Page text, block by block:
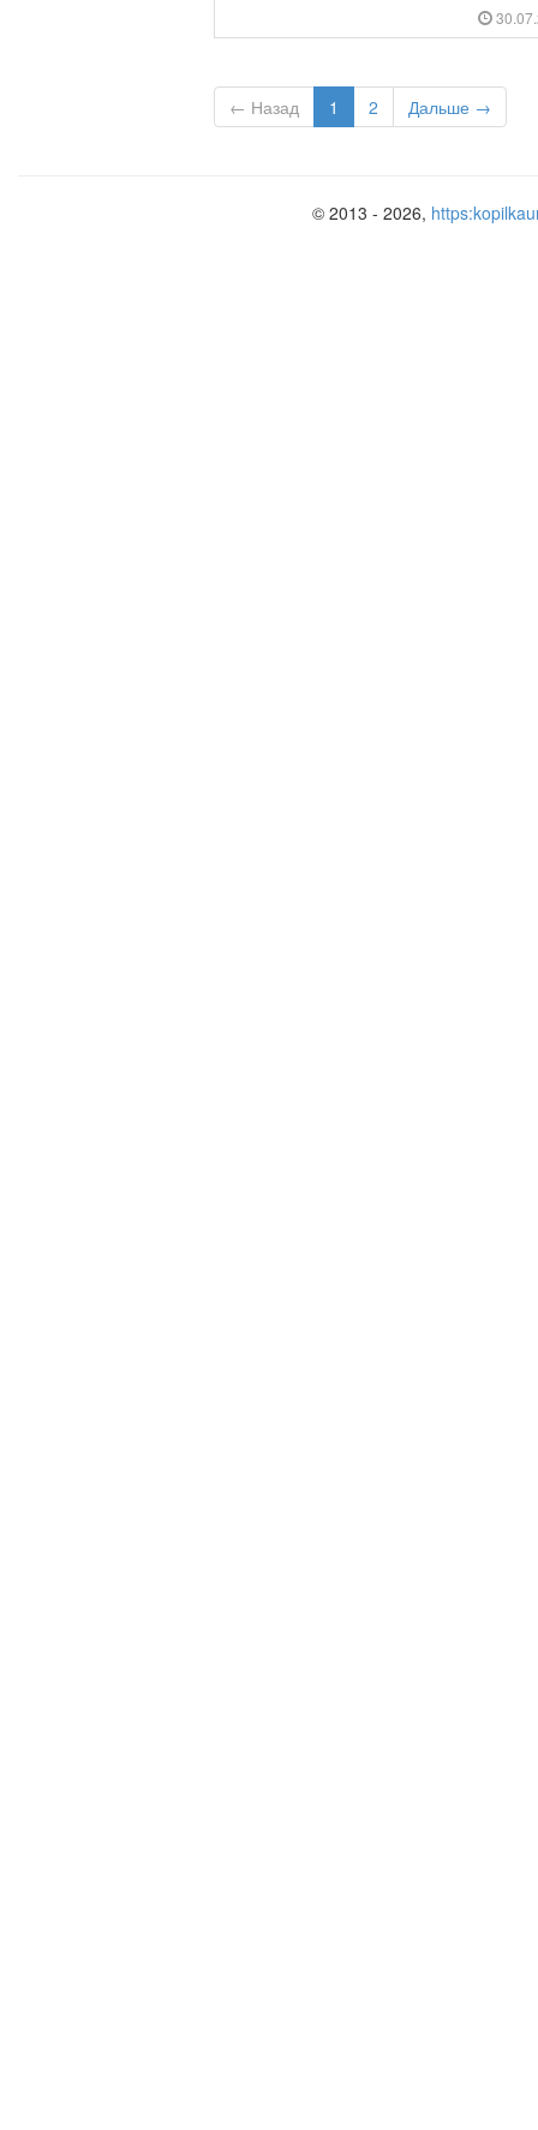
← Назад 1 2 Дальше →
© 2013 - 2026,